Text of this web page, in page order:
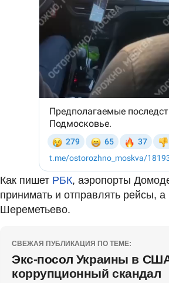
Как пишет РБК, аэропорты
принимать и отправлять рейсы,
Шереметьево.
СВЕЖАЯ ПУБЛИКАЦИЯ ПО ТЕМЕ:
Экс-посол Украины в
коррупционный скандал